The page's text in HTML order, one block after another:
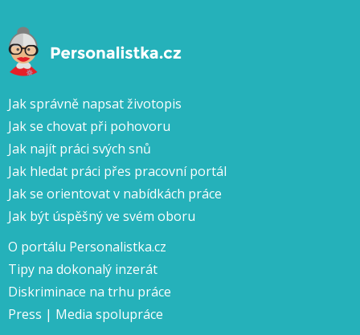
Jak správně napsat životopis
Jak se chovat při pohovoru
Jak najít práci svých snů
Jak hledat práci přes pracovní portál
Jak se orientovat v nabídkách práce
Jak být úspěšný ve svém oboru
O portálu Personalistka.cz
Tipy na dokonalý inzerát
Diskriminace na trhu práce
Press | Media spolupráce